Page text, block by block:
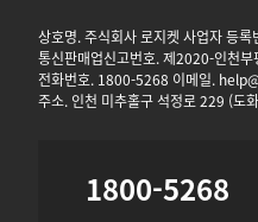
상호명. 주식회사 로지켓 사업자 등
통신판매업신고번호. 제2020-인천
전화번호. 1800-5268 이메일.
주소. 인천 미추홀구 석정로 229 (도
1800-5268